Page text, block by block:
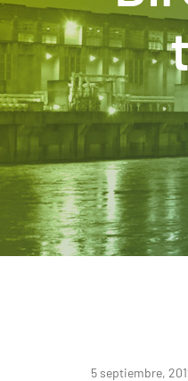
5 septiembre,